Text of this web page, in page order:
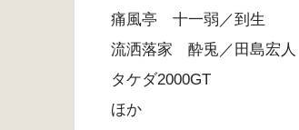
痛風亭 十一弱／到生
流洒落家 酔兎／田島宏人
タケダ2000GT
ほか